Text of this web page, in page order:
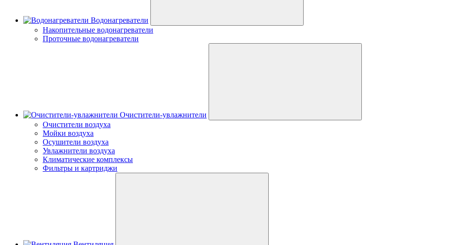
Водонагреватели
Накопительные водонагреватели
Проточные водонагреватели
Очистители-увлажнители
Очистители воздуха
Мойки воздуха
Осушители воздуха
Увлажнители воздуха
Климатические комплексы
Фильтры и картриджи